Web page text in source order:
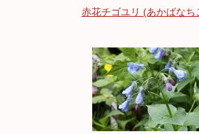
赤花チゴユリ (あかばなち